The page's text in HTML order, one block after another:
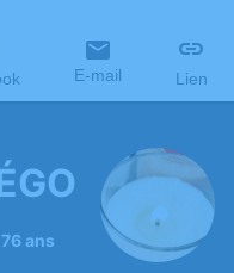
E-mail Lien
ans